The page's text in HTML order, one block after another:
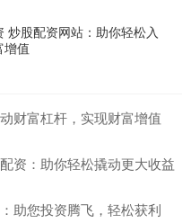
炒股配资网站：助你轻松入
增值
财富杠杆，实现财富增值
资：助你轻松撬动更大收益
助您投资腾飞，轻松获利